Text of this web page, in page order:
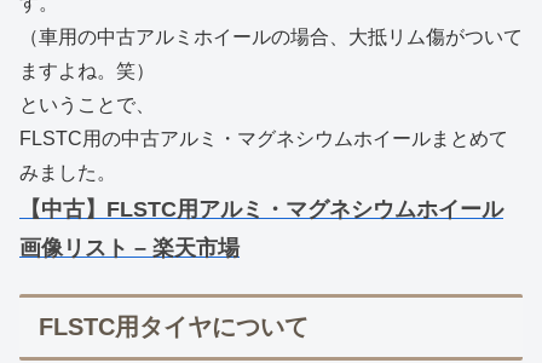
（車用の中古アルミホイールの場合、大抵リム傷がついて
ますよね。笑）
ということで、
FLSTC用の中古アルミ・マグネシウムホイールまとめて
みました。
【中古】FLSTC用アルミ・マグネシウムホイール
画像リスト – 楽天市場
FLSTC用タイヤについて